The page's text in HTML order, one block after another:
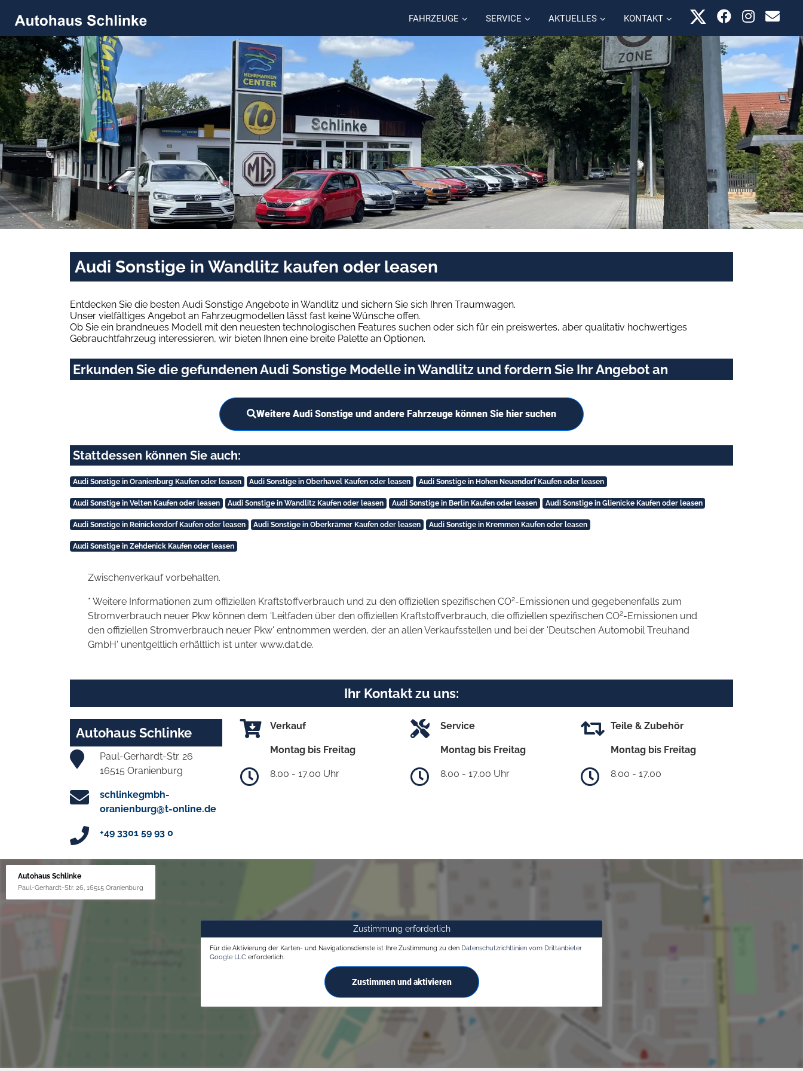
FAHRZEUGE SERVICE AKTUELLES KONTAKT
Audi Sonstige in Wandlitz kaufen oder leasen
Entdecken Sie die besten Audi Sonstige Angebote in Wandlitz und sichern Sie sich Ihren Traumwagen.
Unser vielfältiges Angebot an Fahrzeugmodellen lässt fast keine Wünsche offen.
Ob Sie ein brandneues Modell mit den neuesten technologischen Features suchen oder sich für ein preiswertes, aber qualitativ hochwertiges
Gebrauchtfahrzeug interessieren, wir bieten Ihnen eine breite Palette an Optionen.
Erkunden Sie die gefundenen Audi Sonstige Modelle in Wandlitz und fordern Sie Ihr Angebot an
Weitere Audi Sonstige und andere Fahrzeuge können Sie hier suchen
Stattdessen können Sie auch:
Audi Sonstige in Oranienburg Kaufen oder leasen Audi Sonstige in Oberhavel Kaufen oder leasen Audi Sonstige in Hohen Neuendorf Kaufen oder leasen
Audi Sonstige in Velten Kaufen oder leasen Audi Sonstige in Wandlitz Kaufen oder leasen Audi Sonstige in Berlin Kaufen oder leasen Audi Sonstige in Glienicke Kaufen oder leasen
Audi Sonstige in Reinickendorf Kaufen oder leasen Audi Sonstige in Oberkrämer Kaufen oder leasen Audi Sonstige in Kremmen Kaufen oder leasen
Audi Sonstige in Zehdenick Kaufen oder leasen
Zwischenverkauf vorbehalten.
* Weitere Informationen zum offiziellen Kraftstoffverbrauch und zu den offiziellen spezifischen CO2-Emissionen und gegebenenfalls zum
Stromverbrauch neuer Pkw können dem 'Leitfaden über den offiziellen Kraftstoffverbrauch, die offiziellen spezifischen CO2-Emissionen und
den offiziellen Stromverbrauch neuer Pkw' entnommen werden, der an allen Verkaufsstellen und bei der 'Deutschen Automobil Treuhand
GmbH' unentgeltlich erhältlich ist unter www.dat.de.
Ihr Kontakt zu uns:
Autohaus Schlinke
Paul-Gerhardt-Str. 26
16515 Oranienburg
schlinkegmbh-
oranienburg@t-online.de
+49 3301 59 93 0
Verkauf
Montag bis Freitag
8.00 - 17.00 Uhr
Service
Montag bis Freitag
8.00 - 17.00 Uhr
Teile & Zubehör
Montag bis Freitag
8.00 - 17.00
Autohaus Schlinke
Paul-Gerhardt-Str. 26, 16515 Oranienburg
Zustimmung erforderlich
Für die Aktivierung der Karten- und Navigationsdienste ist Ihre Zustimmung zu den Datenschutzrichtlinien vom Drittanbieter
Google LLC erforderlich.
Zustimmen und aktivieren